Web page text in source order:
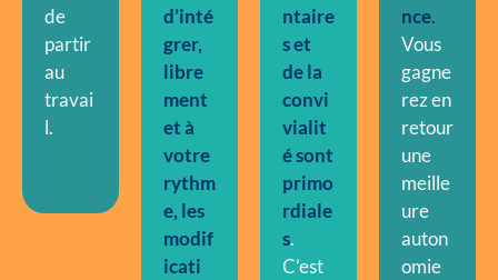
de
partir
au
travai
l.
d’inté
grer,
libre
ment
et à
votre
rythm
e, les
modif
icati
ntaire
s et
de la
convi
vialit
é sont
primo
rdiale
s.
C’est
nce.
Vous
gagne
rez en
retour
une
meille
ure
auton
omie